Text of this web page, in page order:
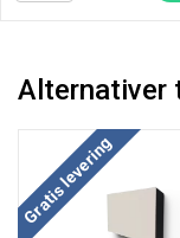
Alternativer
Køb mere og spar
Gratis levering